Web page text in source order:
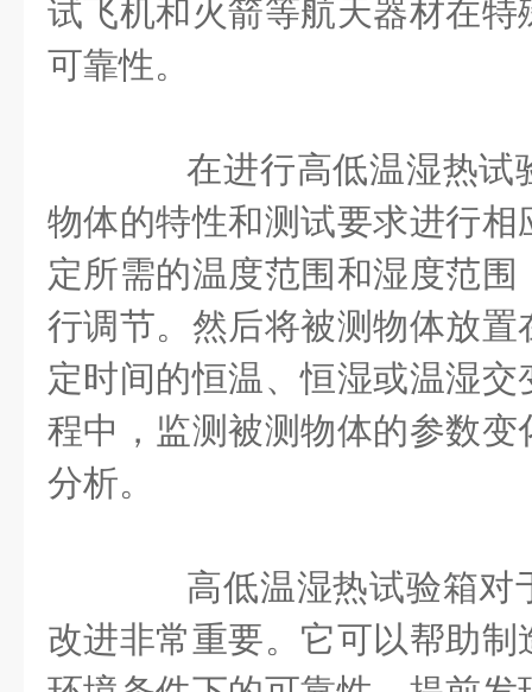
试飞机和火箭等航天器材在
可靠性。
在进行高低温湿热试
物体的特性和测试要求进行
定所需的温度范围和湿度范
行调节。然后将被测物体放
定时间的恒温、恒湿或温湿
程中，监测被测物体的参数
分析。
高低温湿热试验箱对
改进非常重要。它可以帮助